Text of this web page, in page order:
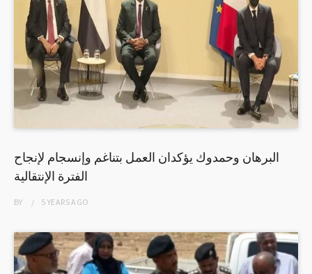
البرهان وحمدوك يؤكدان العمل بتناغم وإنسجام لإنجاح
الفترة الإنتقالية
BY 5 YEARSAGO